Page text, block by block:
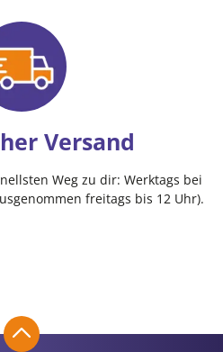
Versand
Weg zu dir: Werktags bei
freitags bis 12 Uhr).